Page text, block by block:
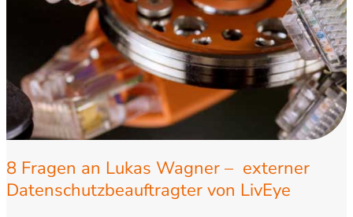
8 Fragen an Lukas Wagner – externer
Datenschutzbeauftragter von LivEye